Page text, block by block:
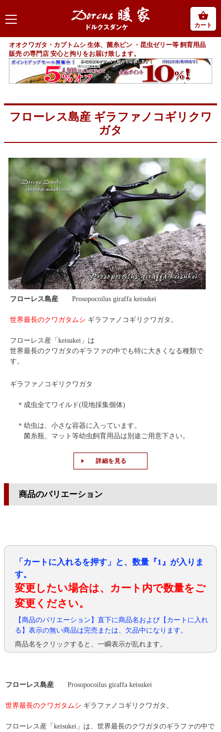
カート
オオクワガタ・カブトムシ 生体、菌糸ビン ・昆虫ゼリー等 飼育用品
販売 の専門店 安心と拘りをお届け致します。
フローレス島産 ギラファノコギリクワ
ガタ
フローレス島産 Prosopocoilus giraffa keisukei
世界最長のクワガタムシ ギラファノコギリクワガタ。
フローレス産「keisukei」は
世界最長のクワガタのギラファの中でも特に大きくなる種類で
す。
ギラファノコギリクワガタ
＊成虫全てワイルド(現地採集個体)
＊幼虫は、小さな容器に入っています。
菌糸瓶、マット等幼虫飼育用品は別途ご用意下さい。
詳細を見る
商品のバリエーション
「カートに入れるを押す」と、数量『1』が入りま
す。
変更したい場合は、カート内で数量をご
変更ください。
【商品のバリエーション】直下に商品名および【カートに入れ
る】表示の無い商品は完売または、欠品中になります。
商品名をクリックすると、一瞬表示が乱れます。
フローレス島産 Prosopocoilus giraffa keisukei
世界最長のクワガタムシ ギラファノコギリクワガタ。
フローレス産「keisukei」は、世界最長のクワガタのギラファの中で